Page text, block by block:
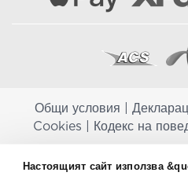
Настоящият сайт използва
Общи условия
Cookies
Кодекс на
заместват балансираната